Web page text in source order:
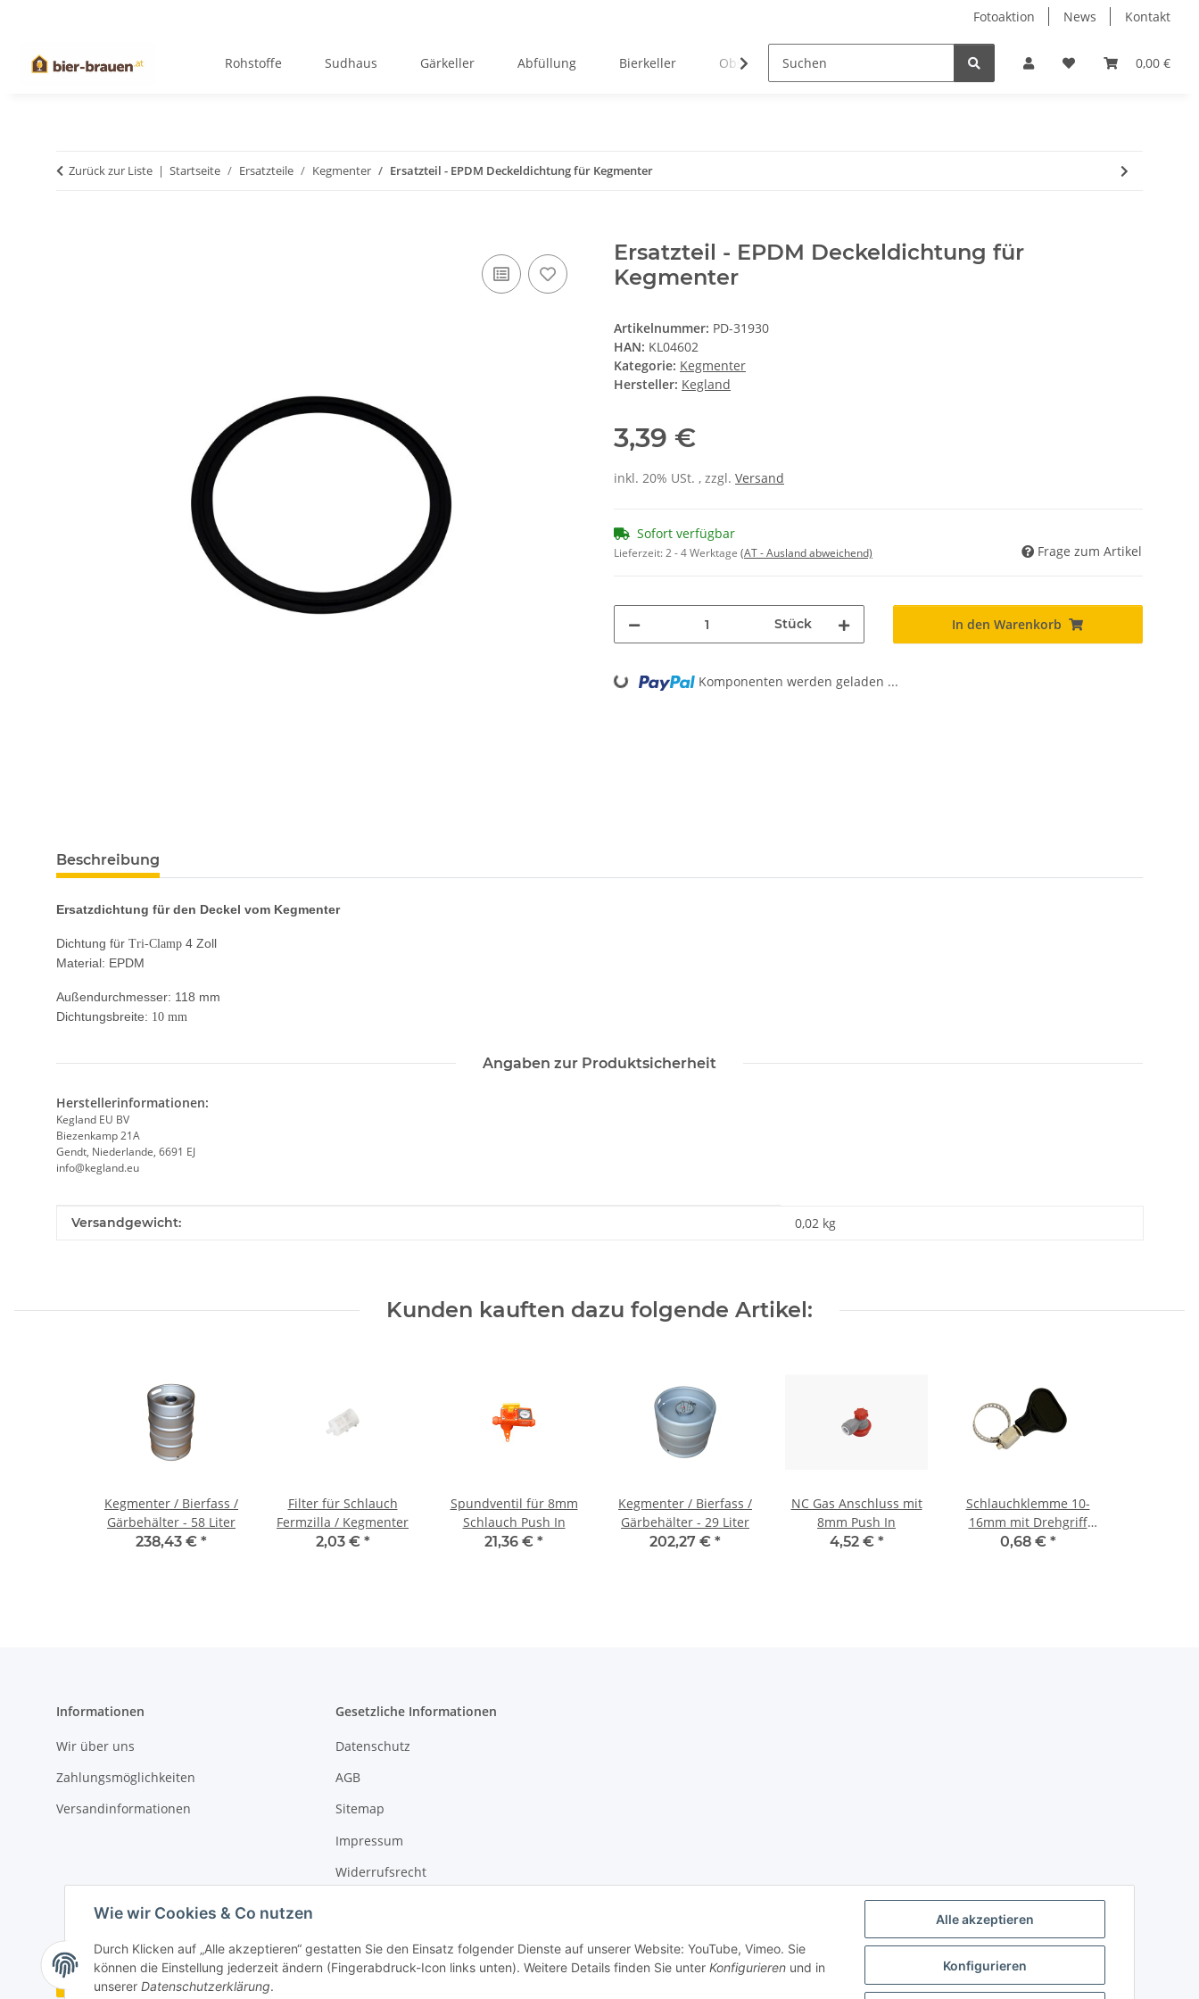
Alle akzeptieren
Konfigurieren
Wie wir Cookies & Co nutzen
Durch Klicken auf „Alle akzeptieren“ gestatten Sie den Einsatz folgender Dienste auf unserer Website: YouTube, Vimeo. Sie
können die Einstellung jederzeit ändern (Fingerabdruck-Icon links unten). Weitere Details finden Sie unter Konfigurieren und in
unserer Datenschutzerklärung.
Fotoaktion News Kontakt
0,00 €
Rohstoffe Sudhaus Gärkeller Abfüllung Bierkeller Obstverarbeitung Nützliches Ersatzteile
Zurück zur Liste Startseite Ersatzteile Kegmenter Ersatzteil - EPDM Deckeldichtung für Kegmenter
Ersatzteil - EPDM Deckeldichtung für
Kegmenter
Artikelnummer: PD-31930
HAN: KL04602
Kategorie: Kegmenter
Hersteller: Kegland
3,39 €
inkl. 20% USt. , zzgl. Versand
Sofort verfügbar
Lieferzeit:2 - 4 Werktage (AT - Ausland abweichend) Frage zum Artikel
Stück In den Warenkorb
Loading... Komponenten werden geladen ...
Beschreibung
Ersatzdichtung für den Deckel vom Kegmenter
Dichtung für Tri-Clamp 4 Zoll
Material: EPDM
Außendurchmesser: 118 mm
Dichtungsbreite: 10 mm
Angaben zur Produktsicherheit
Herstellerinformationen:
Kegland EU BV
Biezenkamp 21A
Gendt, Niederlande, 6691 EJ
info@kegland.eu
Produkteigenschaft
Wert
Versandgewicht: 0,02 kg
Kunden kauften dazu folgende Artikel:
Kegmenter / Bierfass /
Gärbehälter - 58 Liter
238,43 € *
Filter für Schlauch
Fermzilla / Kegmenter
2,03 € *
Spundventil für 8mm
Schlauch Push In
21,36 € *
Kegmenter / Bierfass /
Gärbehälter - 29 Liter
202,27 € *
NC Gas Anschluss mit
8mm Push In
4,52 € *
Schlauchklemme 10-
16mm mit Drehgriff
schwarz
0,68 € *
Informationen
Wir über uns
Zahlungsmöglichkeiten
Versandinformationen
Gesetzliche Informationen
Datenschutz
AGB
Sitemap
Impressum
Widerrufsrecht
Vertrag widerrufen